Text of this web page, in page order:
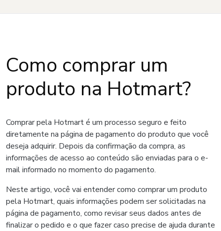
Como comprar um
produto na Hotmart?
Comprar pela Hotmart é um processo seguro e feito
diretamente na página de pagamento do produto que você
deseja adquirir. Depois da confirmação da compra, as
informações de acesso ao conteúdo são enviadas para o e-
mail informado no momento do pagamento.
Neste artigo, você vai entender como comprar um produto
pela Hotmart, quais informações podem ser solicitadas na
página de pagamento, como revisar seus dados antes de
finalizar o pedido e o que fazer caso precise de ajuda durante